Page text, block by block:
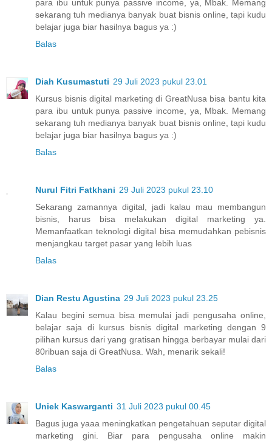
para ibu untuk punya passive income, ya, Mbak. Memang
sekarang tuh medianya banyak buat bisnis online, tapi kudu
belajar juga biar hasilnya bagus ya :)
Balas
Diah Kusumastuti 29 Juli 2023 pukul 23.01
Kursus bisnis digital marketing di GreatNusa bisa bantu kita
para ibu untuk punya passive income, ya, Mbak. Memang
sekarang tuh medianya banyak buat bisnis online, tapi kudu
belajar juga biar hasilnya bagus ya :)
Balas
Nurul Fitri Fatkhani 29 Juli 2023 pukul 23.10
Sekarang zamannya digital, jadi kalau mau membangun
bisnis, harus bisa melakukan digital marketing ya.
Memanfaatkan teknologi digital bisa memudahkan pebisnis
menjangkau target pasar yang lebih luas
Balas
Dian Restu Agustina 29 Juli 2023 pukul 23.25
Kalau begini semua bisa memulai jadi pengusaha online,
belajar saja di kursus bisnis digital marketing dengan 9
pilihan kursus dari yang gratisan hingga berbayar mulai dari
80ribuan saja di GreatNusa. Wah, menarik sekali!
Balas
Uniek Kaswarganti 31 Juli 2023 pukul 00.45
Bagus juga yaaa meningkatkan pengetahuan seputar digital
marketing gini. Biar para pengusaha online makin